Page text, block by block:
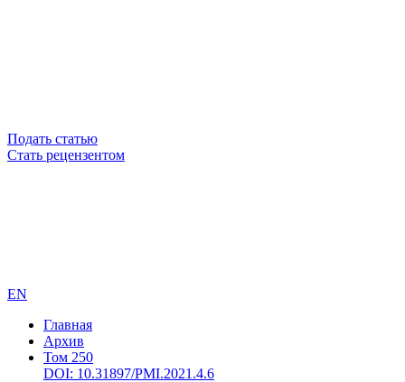
Подать статью
Стать рецензентом
EN
Главная
Архив
Том 250
DOI: 10.31897/PMI.2021.4.6